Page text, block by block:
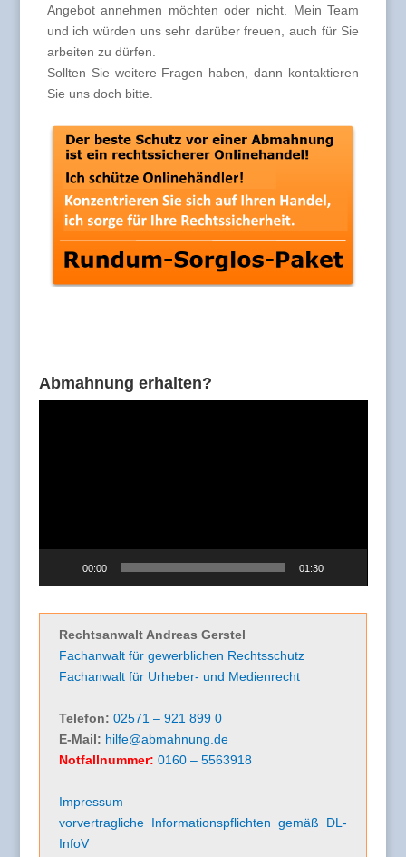
Angebot annehmen möchten oder nicht. Mein Team
und ich würden uns sehr darüber freuen, auch für Sie
arbeiten zu dürfen.
Sollten Sie weitere Fragen haben, dann kontaktieren
Sie uns doch bitte.
Abmahnung erhalten?
00:00 01:30
Rechtsanwalt Andreas Gerstel
Fachanwalt für gewerblichen Rechtsschutz
Fachanwalt für Urheber- und Medienrecht
Telefon: 02571 – 921 899 0
E-Mail: hilfe@abmahnung.de
Notfallnummer: 0160 – 5563918
Impressum
vorvertragliche Informationspflichten gemäß DL-
InfoV